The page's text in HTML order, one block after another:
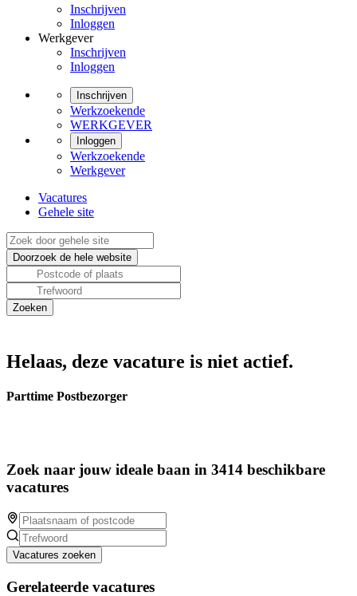
Inschrijven
Inloggen
Werkgever
Inschrijven
Inloggen
Inschrijven
Werkzoekende
WERKGEVER
Inloggen
Werkzoekende
Werkgever
Vacatures
Gehele site
Helaas, deze vacature is niet actief.
Parttime Postbezorger
Zoek naar jouw ideale baan in 3414 beschikbare
vacatures
Vacatures zoeken
Gerelateerde vacatures